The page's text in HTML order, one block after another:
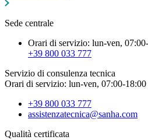
Sede centrale
Orari di servizio: lun-ven,
+39 800 033 777
Servizio di consulenza tecnica
Orari di servizio: lun-ven, 07:00-18:00
+39 800 033 777
assistenzatecnica@sanha.com
Qualità certificata